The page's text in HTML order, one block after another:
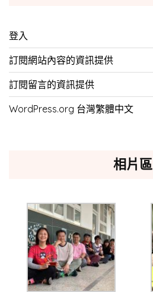
登入
訂閱網站內容的資訊提供
訂閱留言的資訊提供
WordPress.org 台灣繁體中文
相片區